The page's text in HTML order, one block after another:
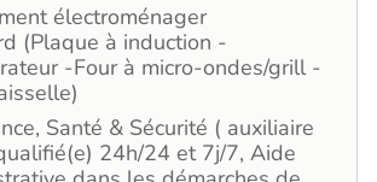
électroménager
(Plaque à induction -
-Four à micro-ondes/grill -
Santé & Sécurité ( auxiliaire
24h/24 et 7j/7, Aide